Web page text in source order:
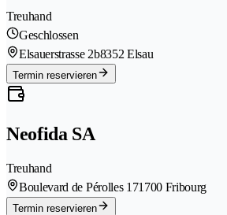
Treuhand
Geschlossen
Elsauerstrasse 2b8352 Elsau
Termin reservieren
Neofida SA
Treuhand
Boulevard de Pérolles 171700 Fribourg
Termin reservieren